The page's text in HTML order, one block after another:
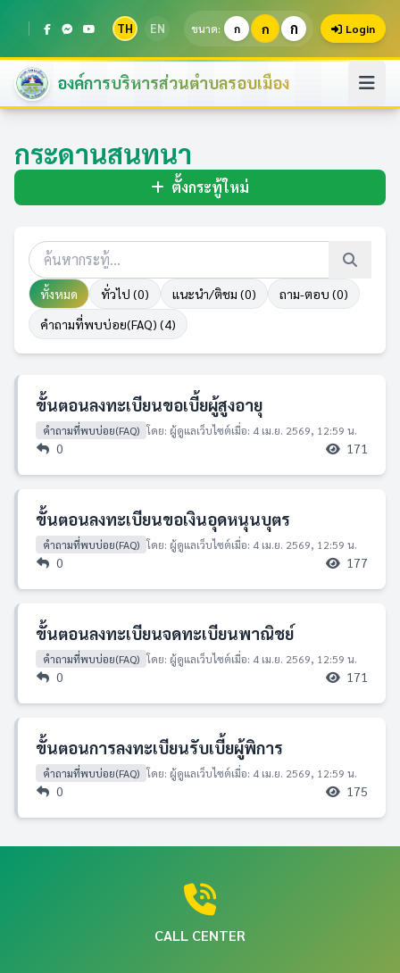
TH EN ขนาด: ก ก ก Login
องค์การบริหารส่วนตำบลรอบเมือง
กระดานสนทนา
ตั้งกระทู้ใหม่
ทั้งหมด ทั่วไป (0) แนะนำ/ติชม (0)
ถาม-ตอบ (0)
คำถามที่พบบ่อย(FAQ) (4)
ขั้นตอนลงทะเบียนขอเบี้ยผู้สูงอายุ
คำถามที่พบบ่อย(FAQ) โดย: ผู้ดูแลเว็บไซต์เมื่อ: 4 เม.ย. 2569, 12:59 น.
0 171
ขั้นตอนลงทะเบียนขอเงินอุดหนุนบุตร
คำถามที่พบบ่อย(FAQ) โดย: ผู้ดูแลเว็บไซต์เมื่อ: 4 เม.ย. 2569, 12:59 น.
0 177
ขั้นตอนลงทะเบียนจดทะเบียนพาณิชย์
คำถามที่พบบ่อย(FAQ) โดย: ผู้ดูแลเว็บไซต์เมื่อ: 4 เม.ย. 2569, 12:59 น.
0 171
ขั้นตอนการลงทะเบียนรับเบี้ยผู้พิการ
คำถามที่พบบ่อย(FAQ) โดย: ผู้ดูแลเว็บไซต์เมื่อ: 4 เม.ย. 2569, 12:59 น.
0 175
CALL CENTER